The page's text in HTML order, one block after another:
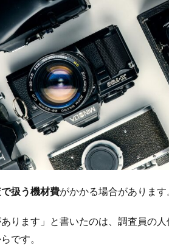
扱う機材費がかかる場合があります
あります」と書いたのは、調査員の
です。